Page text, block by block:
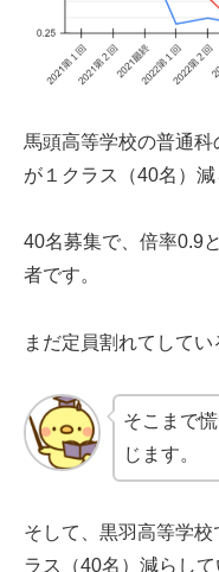
馬頭高等学校の普通
が１クラス（40名）減
40名募集で、倍率0.9
者です。
まだ定員割れてしてい
そこまで
じます。
そして、黒羽高等学
ラス（40名）減らして